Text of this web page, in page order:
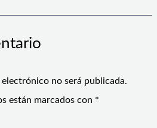
no será publicada.
están marcados con *